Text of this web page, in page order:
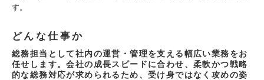
す。
どんな仕事か
総務担当として社内の運営・管理を支える幅広い業務をお
任せします。会社の成長スピードに合わせ、柔軟かつ戦略
的な総務対応が求められるため、受け身ではなく攻めの姿